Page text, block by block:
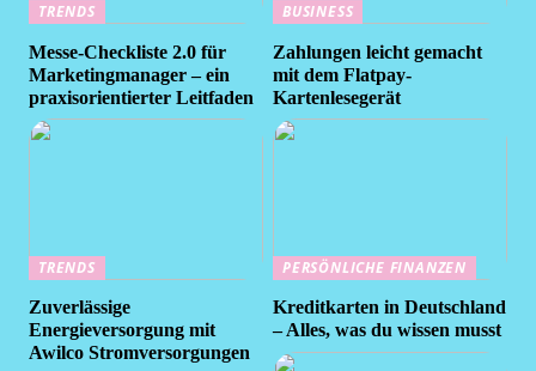
TRENDS
Messe-Checkliste 2.0 für
Marketingmanager – ein
praxisorientierter Leitfaden
BUSINESS
Zahlungen leicht gemacht
mit dem Flatpay-
Kartenlesegerät
TRENDS
Zuverlässige
Energieversorgung mit
Awilco Stromversorgungen
PERSÖNLICHE FINANZEN
Kreditkarten in Deutschland
– Alles, was du wissen musst